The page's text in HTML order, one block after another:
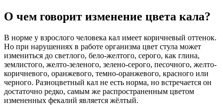
О чем говорит изменение цвета кала?
В норме у взрослого человека кал имеет коричневый оттенок.
Но при нарушениях в работе организма цвет стула может
измениться до светлого, бело-желтого, серого, как глина,
землистого, желто-зеленого, зелено-серого, песочного, желто-
коричневого, оранжевого, темно-оранжевого, красного или
черного. Разноцветный кал не есть норма, но встречается он
достаточно редко, самым же распространенным цветом
измененных фекалий является жёлтый.